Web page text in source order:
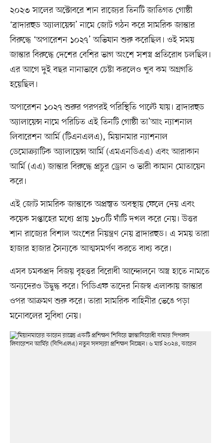
২০২৩ সালের অক্টোবরে শান রাজ্যের তিনটি জাতিগত গোষ্ঠী
‘ব্রাদারহুড অ্যালায়েন্স’ নামে জোট গঠন করে সামরিক জান্তার
বিরুদ্ধে ‘অপারেশন ১০২৭’ অভিযান শুরু করেছিল। ওই সময়
জান্তার বিরুদ্ধে দেশের বেশির ভাগ অংশে সশস্ত্র প্রতিরোধ চলছিল।
এর আগে দুই বছর নানাভাবে চেষ্টা করলেও খুব কম অগ্রগতি
হয়েছিল।
অপারেশন ১০২৭ শুরুর পরপরই পরিস্থিতি পাল্টে যায়। ব্রাদারহুড
অ্যালায়েন্স নামে পরিচিত এই তিনটি গোষ্ঠী তা’আং ন্যাশনাল
লিবারেশন আর্মি (টিএনএলএ), মিয়ানমার ন্যাশনাল
ডেমোক্র্যাটিক অ্যালায়েন্স আর্মি (এমএনডিএএ) এবং আরাকান
আর্মি (এএ) জান্তার বিরুদ্ধে প্রচুর ড্রোন ও ভারী কামান মোতায়েন
করে।
এই জোট সামরিক জান্তাকে অপ্রস্তুত অবস্থায় ফেলে দেয় এবং
কয়েক সপ্তাহের মধ্যে প্রায় ১৮০টি ঘাঁটি দখল করে নেয়। উত্তর
শান রাজ্যের বিশাল অংশের নিয়ন্ত্রণ নেয় ব্রাদারহুড। এ সময় তারা
হাজার হাজার সৈন্যকে আত্মসমর্পণ করতে বাধ্য করে।
এসব চমকপ্রদ বিজয় বৃহত্তর বিরোধী আন্দোলনে অস্ত্র হাতে নামতে
অন্যদেরও উদ্বুদ্ধ করে। পিডিএফ তাদের নিজস্ব এলাকায় জান্তার
ওপর আক্রমণ শুরু করে। তারা সামরিক বাহিনীর ভেঙে পড়া
মনোবলের সুবিধা নেয়।